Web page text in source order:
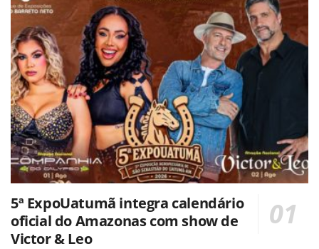
5ª ExpoUatumã integra calendário
oficial do Amazonas com show de
Victor & Leo